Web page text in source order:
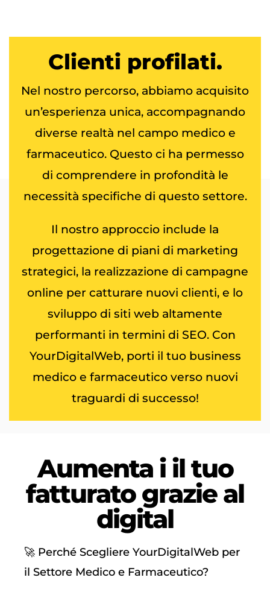
Clienti profilati.
Nel nostro percorso, abbiamo acquisito
un’esperienza unica, accompagnando
diverse realtà nel campo medico e
farmaceutico. Questo ci ha permesso
di comprendere in profondità le
necessità specifiche di questo settore.
Il nostro approccio include la
progettazione di piani di marketing
strategici, la realizzazione di campagne
online per catturare nuovi clienti, e lo
sviluppo di siti web altamente
performanti in termini di SEO. Con
YourDigitalWeb, porti il tuo business
medico e farmaceutico verso nuovi
traguardi di successo!
Aumenta iil tuo
fatturatograzie al
digital
🚀 Perché Scegliere YourDigitalWeb per
il Settore Medico e Farmaceutico?